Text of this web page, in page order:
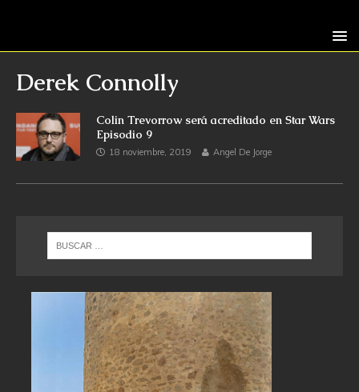
Derek Connolly
Colin Trevorrow será acreditado en Star Wars
Episodio 9
18 noviembre, 2019 Angel De Jorge